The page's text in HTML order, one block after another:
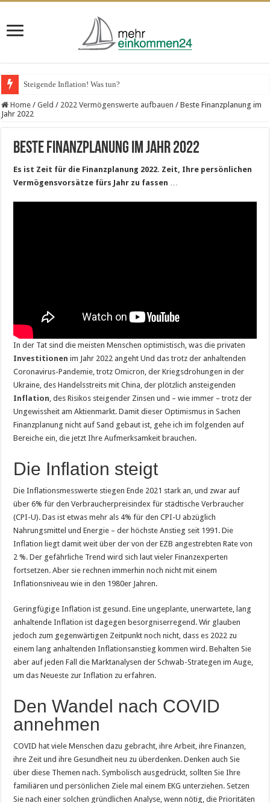
Steigende Inflation! Was tun?
VPS-Hosting für Unternehmen – das spricht dafür
Home / Geld / 2022 Vermögenswerte aufbauen / Beste Finanzplanung im
Jahr 2022
Beste Finanzplanung im Jahr 2022
Es ist Zeit für die Finanzplanung 2022. Zeit, Ihre persönlichen
Vermögensvorsätze fürs Jahr zu fassen …
In der Tat sind die meisten Menschen optimistisch, was die privaten
Investitionen im Jahr 2022 angeht Und das trotz der anhaltenden
Coronavirus-Pandemie, trotz Omicron, der Kriegsdrohungen in der
Ukraine, des Handelsstreits mit China, der plötzlich ansteigenden
Inflation, des Risikos steigender Zinsen und – wie immer – trotz der
Ungewissheit am Aktienmarkt. Damit dieser Optimismus in Sachen
Finanzplanung nicht auf Sand gebaut ist, gehe ich im folgenden auf
Bereiche ein, die jetzt Ihre Aufmerksamkeit brauchen.
Die Inflation steigt
Die Inflationsmesswerte stiegen Ende 2021 stark an, und zwar auf
über 6% für den Verbraucherpreisindex für städtische Verbraucher
(CPI-U). Das ist etwas mehr als 4% für den CPI-U abzüglich
Nahrungsmittel und Energie – der höchste Anstieg seit 1991. Die
Inflation liegt damit weit über der von der EZB angestrebten Rate von
2 %. Der gefährliche Trend wird sich laut vieler Finanzexperten
fortsetzen. Aber sie rechnen immerhin noch nicht mit einem
Inflationsniveau wie in den 1980er Jahren.
Geringfügige Inflation ist gesund. Eine ungeplante, unerwartete, lang
anhaltende Inflation ist dagegen besorgniserregend. Wir glauben
jedoch zum gegenwärtigen Zeitpunkt noch nicht, dass es 2022 zu
einem lang anhaltenden Inflationsanstieg kommen wird. Behalten Sie
aber auf jeden Fall die Marktanalysen der Schwab-Strategen im Auge,
um das Neueste zur Inflation zu erfahren.
Den Wandel nach COVID
annehmen
COVID hat viele Menschen dazu gebracht, ihre Arbeit, ihre Finanzen,
ihre Zeit und ihre Gesundheit neu zu überdenken. Denken auch Sie
über diese Themen nach. Symbolisch ausgedrückt, sollten Sie Ihre
familiären und persönlichen Ziele mal einem EKG unterziehen. Setzen
Sie nach einer solchen gründlichen Analyse, wenn nötig, die Prioritäten